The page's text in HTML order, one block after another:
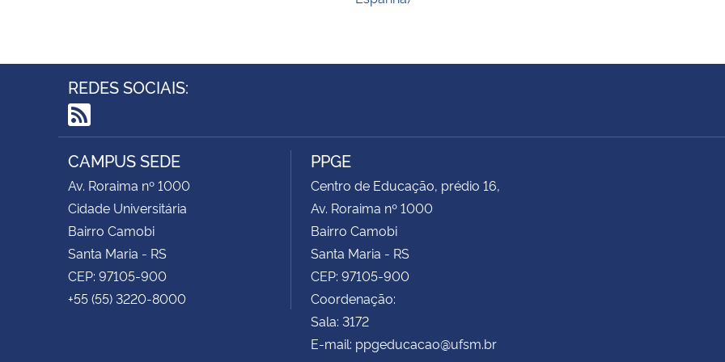
REDES SOCIAIS:
RSS
CAMPUS SEDE
Av. Roraima nº 1000
Cidade Universitária
Bairro Camobi
Santa Maria - RS
CEP: 97105-900
+55 (55) 3220-8000
PPGE
Centro de Educação, prédio 16,
Av. Roraima nº 1000
Bairro Camobi
Santa Maria - RS
CEP: 97105-900
Coordenação:
Sala: 3172
E-mail: ppgeducacao@ufsm.br